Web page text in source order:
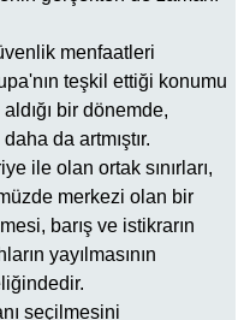
menfaatleri
teşkil ettiği konumu
bir dönemde,
da artmıştır.
ile olan ortak sınırları,
merkezi olan bir
barış ve istikrarın
yayılmasının
seçilmesini